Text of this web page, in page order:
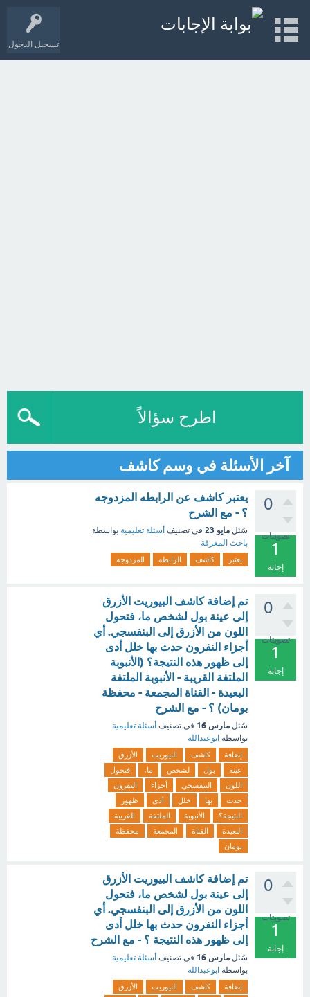
تسجيل الدخول
اطرح سؤالاً
آخر الأسئلة في وسم كاشف
0
تصويتات
1
إجابة
يعتبر كاشف عن الرابطه المزدوجه
؟ - مع الشرح
سُئل مايو 23 في تصنيف أسئلة تعليمية بواسطة
باحث المعرفة
يعتبر كاشف الرابطه المزدوجه
0
تصويتات
1
إجابة
تم إضافة كاشف البيوريت الأزرق
إلى عينة بول لشخص ما، فتحول
اللون من الأزرق إلى البنفسجي. أي
أجزاء النفرون حدث بها خلل أدى
إلى ظهور هذه النتيجة؟ (الأنبوبة
الملتفة القريبة - الأنبوبة الملتفة
البعيدة - القناة المجمعة - محفظة
بومان) ؟ - مع الشرح
سُئل مارس 16 في تصنيف أسئلة تعليمية
بواسطة ابوعبدالله
إضافة كاشف البيوريت
الأزرق
عينة
بول لشخص ما،
فتحول
اللون
البنفسجي أجزاء
النفرون
حدث
بها خلل أدى
ظهور
النتيجة؟
الأنبوبة الملتفة
القريبة
البعيدة
القناة المجمعة
محفظة
بومان
0
تصويتات
1
إجابة
تم إضافة كاشف البيوريت الأزرق
إلى عينة بول لشخص ما، فتحول
اللون من الأزرق إلى البنفسجي. أي
أجزاء النفرون حدث بها خلل أدى
إلى ظهور هذه النتيجة ؟ - مع الشرح
سُئل مارس 16 في تصنيف أسئلة تعليمية
بواسطة ابوعبدالله
إضافة كاشف البيوريت
الأزرق